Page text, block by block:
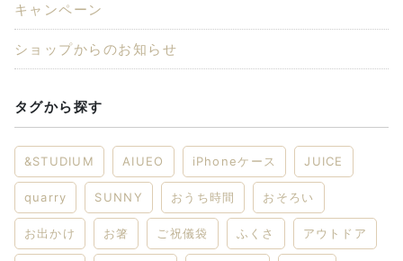
キャンペーン
ショップからのお知らせ
タグから探す
&STUDIUM AIUEO iPhoneケース JUICE
quarry SUNNY おうち時間 おそろい
お出かけ お箸 ご祝儀袋 ふくさ アウトドア